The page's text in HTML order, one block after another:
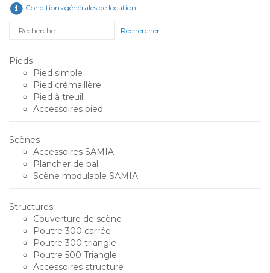
Conditions générales de location
Rechercher
Pieds
Pied simple
Pied crémaillère
Pied à treuil
Accessoires pied
Scènes
Accessoires SAMIA
Plancher de bal
Scène modulable SAMIA
Structures
Couverture de scène
Poutre 300 carrée
Poutre 300 triangle
Poutre 500 Triangle
Accessoires structure